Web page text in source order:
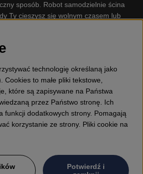
sposób. Robot samodzielnie ścina
Ty cieszysz się wolnym czasem lub
Firma nasza dysponuje. Gplshop
Podkaszarki, Nożyce do żywopłotów,
Odśnieżarki, Myjka Ciśnieniowa,
Siekiery, Narzędzia do prac leśnych,
Zabawki dla dzieci ETC.
technologię określaną jako
Cookies to małe pliki tekstowe,
które są zapisywane na Państwa
przez Państwo stronę. Ich
funkcji dodatkowych strony. Pomagają
korzystanie ze strony. Pliki cookie na
Potwierdź i